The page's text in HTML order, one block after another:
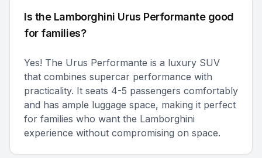
Is the Lamborghini Urus Performante good
for families?
Yes! The Urus Performante is a luxury SUV
that combines supercar performance with
practicality. It seats 4-5 passengers comfortably
and has ample luggage space, making it perfect
for families who want the Lamborghini
experience without compromising on space.